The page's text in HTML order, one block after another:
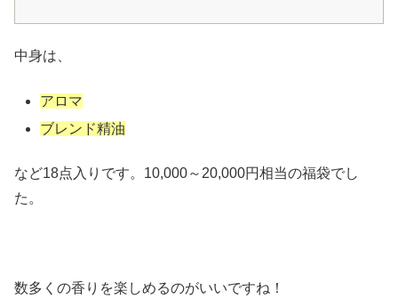
中身は、
アロマ
ブレンド精油
など18点入りです。10,000～20,000円相当の福袋でし
た。
数多くの香りを楽しめるのがいいですね！